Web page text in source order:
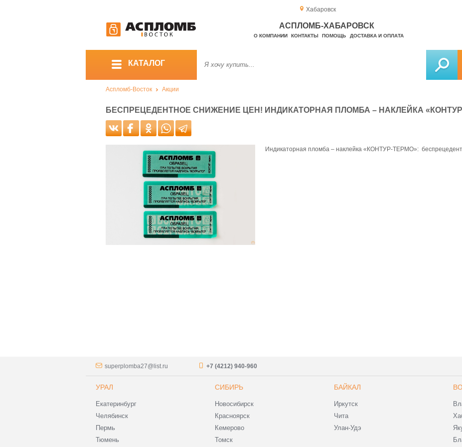
Хабаровск
АСПЛОМБ-ХАБАРОВСК
О КОМПАНИИ КОНТАКТЫ ПОМОЩЬ ДОСТАВКА И ОПЛАТА
КАТАЛОГ
Аспломб-Восток Акции
БЕСПРЕЦЕДЕНТНОЕ СНИЖЕНИЕ ЦЕН! ИНДИКАТОРНАЯ ПЛОМБА – НАКЛЕЙКА
Индикаторная пломба – наклейка «КОНТУР-ТЕРМО»:
superplomba27@list.ru +7 (4212) 940-960
УРАЛ
Екатеринбург
Челябинск
Пермь
Тюмень
СИБИРЬ
Новосибирск
Красноярск
Кемерово
Томск
БАЙКАЛ
Иркутск
Чита
Улан-Удэ